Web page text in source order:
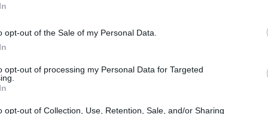
opt-out of the Sale of my Personal Data.
opt-out of processing my Personal Data for Targeted
opt-out of Collection, Use, Retention, Sale, and/or Sharing
Van Basten, considerato uno dei più grandi
che sembrava promettere un futuro radioso, fu
A soli 29 anni, Van Basten si trovò
lui, ma anche i tifosi e il mondo del calcio intero.